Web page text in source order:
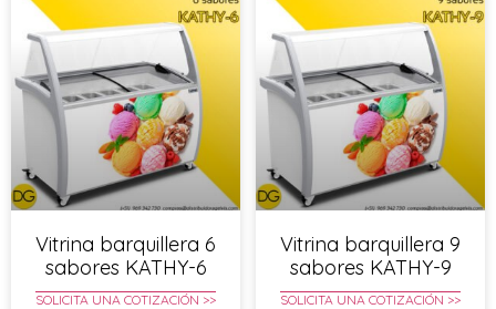
Vitrina barquillera 6
sabores KATHY-6
SOLICITA UNA COTIZACIÓN >>
Vitrina barquillera 9
sabores KATHY-9
SOLICITA UNA COTIZACIÓN >>